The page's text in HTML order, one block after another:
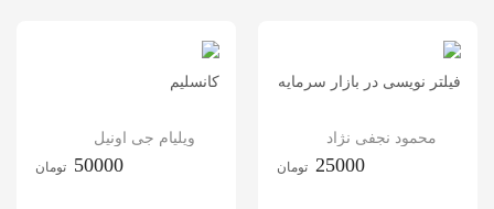
فیلتر نویسی در بازار سرمایه
محمود نجفی نژاد
25000 تومان
کانسلیم
ویلیام جی اونیل
50000 تومان